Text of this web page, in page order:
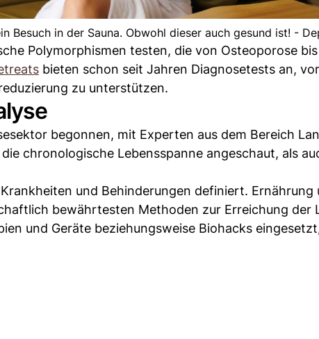
Besuch in der Sauna. Obwohl dieser auch gesund ist! -
Polymorphismen testen, die von Osteoporose
bieten schon seit Jahren Diagnosetests an,
zu unterstützen.
begonnen, mit Experten aus dem Bereich
chronologische Lebensspanne angeschaut, als
und Behinderungen definiert. Ernährung
bewährtesten Methoden zur Erreichung der
und Geräte beziehungsweise Biohacks